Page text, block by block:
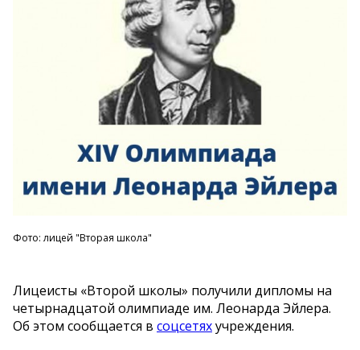
Фото: лицей "Вторая школа"
Лицеисты «Второй школы» получили дипломы на
четырнадцатой олимпиаде им. Леонарда Эйлера.
Об этом сообщается в соцсетяхучреждения.